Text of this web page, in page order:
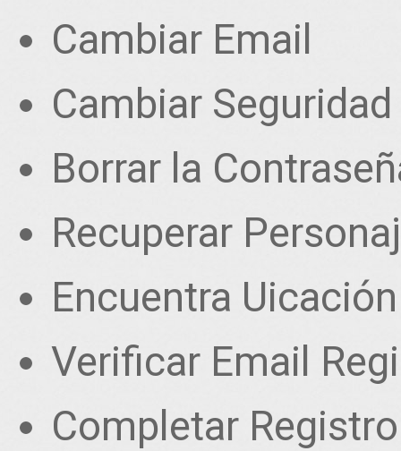
Cambiar Email
Cambiar
Borrar la
Recuperar
Encuentra
Verificar Email
Completar Registro